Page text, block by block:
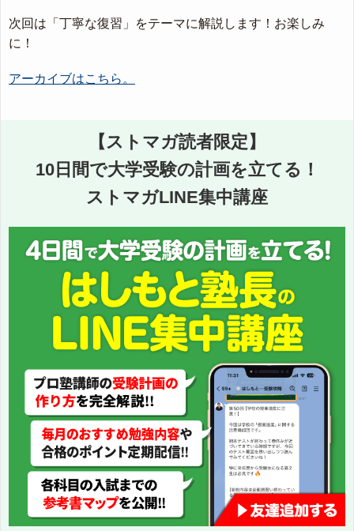
次回は「丁寧な復習」をテーマに解説します！お楽しみ
に！
アーカイブはこちら。
【ストマガ読者限定】
10日間で大学受験の計画を立てる！
ストマガLINE集中講座